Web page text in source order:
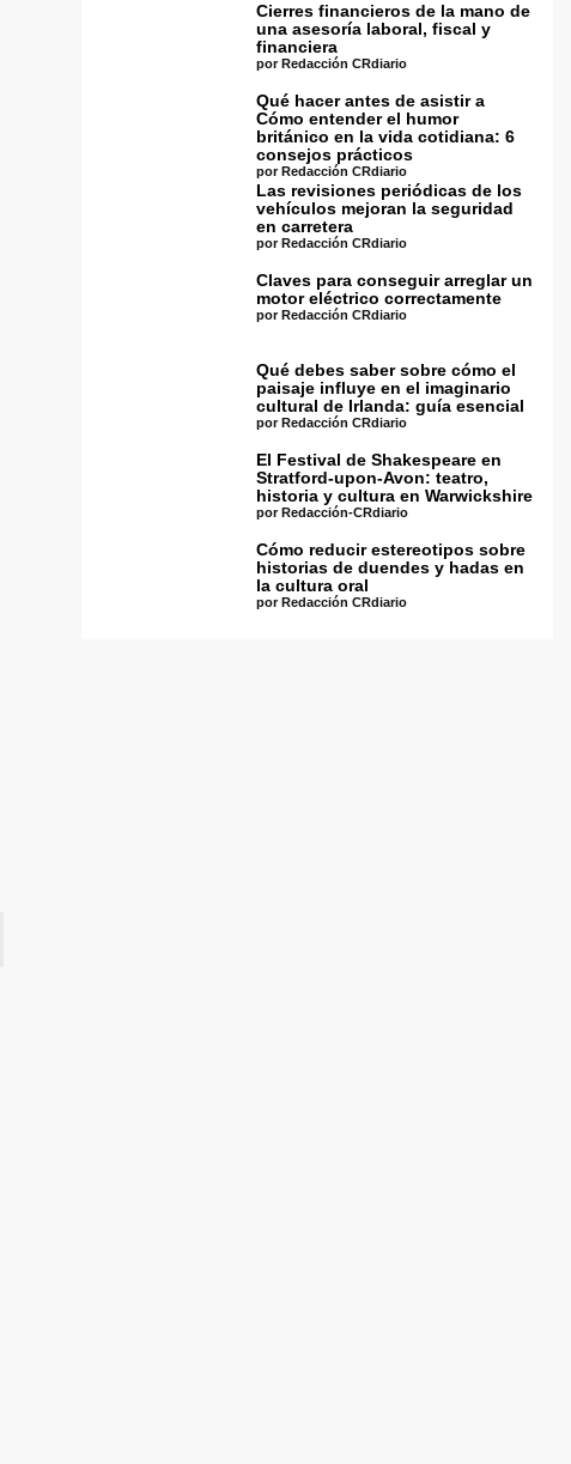
Cierres financieros de la mano de
una asesoría laboral, fiscal y
financiera
por Redacción CRdiario
Qué hacer antes de asistir a
Cómo entender el humor
británico en la vida cotidiana: 6
consejos prácticos
por Redacción CRdiario
Las revisiones periódicas de los
vehículos mejoran la seguridad
en carretera
por Redacción CRdiario
Claves para conseguir arreglar un
motor eléctrico correctamente
por Redacción CRdiario
Qué debes saber sobre cómo el
paisaje influye en el imaginario
cultural de Irlanda: guía esencial
por Redacción CRdiario
El Festival de Shakespeare en
Stratford-upon-Avon: teatro,
historia y cultura en Warwickshire
por Redacción-CRdiario
Cómo reducir estereotipos sobre
historias de duendes y hadas en
la cultura oral
por Redacción CRdiario